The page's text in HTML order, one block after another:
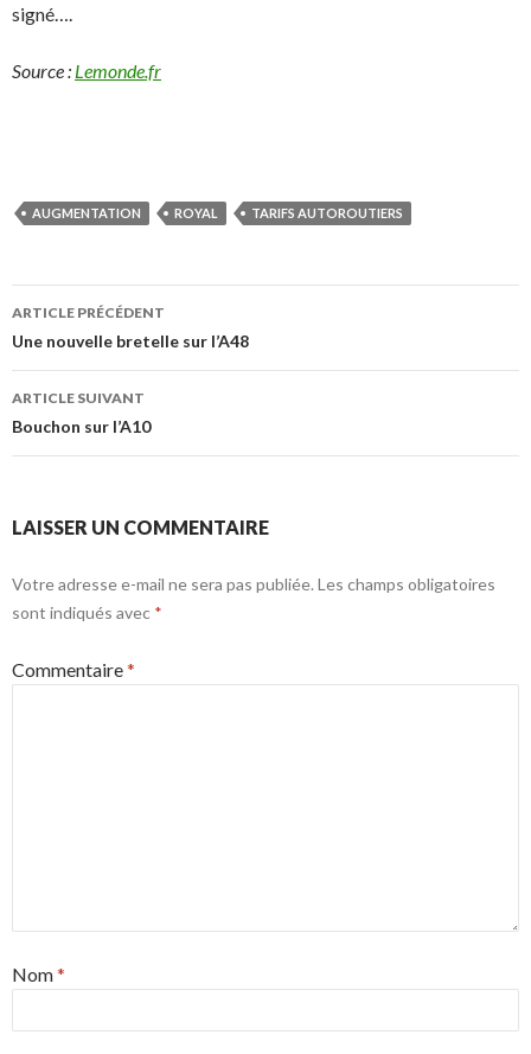
signé….
Source : Lemonde.fr
AUGMENTATION ROYAL TARIFS AUTOROUTIERS
Navigation
des
articles
ARTICLE PRÉCÉDENT
Une nouvelle bretelle sur l’A48
ARTICLE SUIVANT
Bouchon sur l’A10
LAISSER UN COMMENTAIRE
Votre adresse e-mail ne sera pas publiée. Les champs obligatoires
sont indiqués avec *
Commentaire*
Nom*